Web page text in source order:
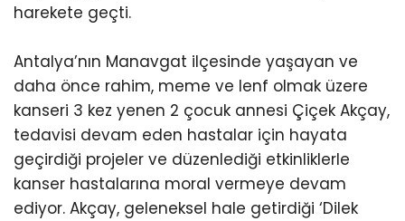
harekete geçti.
Antalya’nın Manavgat ilçesinde yaşayan ve
daha önce rahim, meme ve lenf olmak üzere
kanseri 3 kez yenen 2 çocuk annesi Çiçek Akçay,
tedavisi devam eden hastalar için hayata
geçirdiği projeler ve düzenlediği etkinliklerle
kanser hastalarına moral vermeye devam
ediyor. Akçay, geleneksel hale getirdiği ‘Dilek